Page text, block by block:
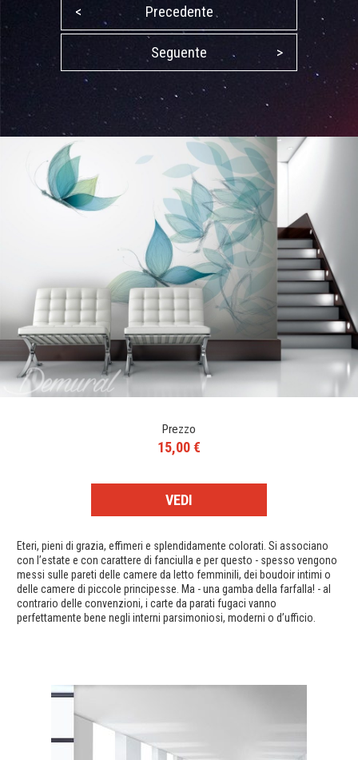
< Precedente
Seguente >
Prezzo
15,00 €
VEDI
Eteri, pieni di grazia, effimeri e splendidamente colorati. Si associano
con l’estate e con carattere di fanciulla e per questo - spesso vengono
messi sulle pareti delle camere da letto femminili, dei boudoir intimi o
delle camere di piccole principesse. Ma - una gamba della farfalla! - al
contrario delle convenzioni, i carte da parati fugaci vanno
perfettamente bene negli interni parsimoniosi, moderni o d’ufficio.